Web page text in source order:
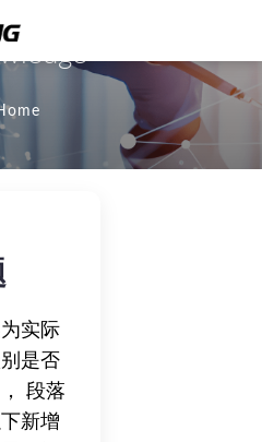
实际
是否
段落
新增